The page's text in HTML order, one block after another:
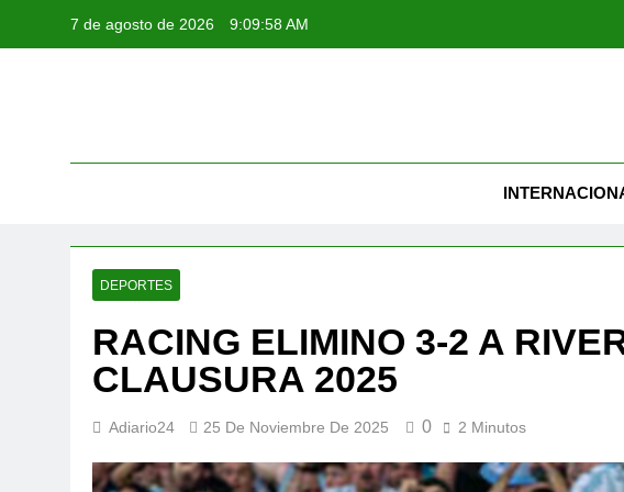
7 de agosto de 2026
9:09:58 AM
DEPORTES
RACING ELIMINO 3-2 A
CLAUSURA 2025
Adiario24 25 De Noviembre De 2025 0 2 Minutos